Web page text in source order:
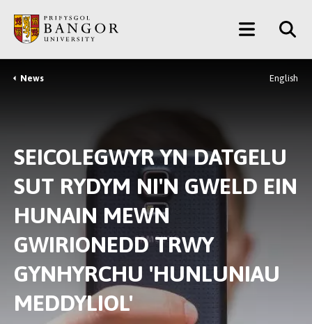
Prif
Gynnwys
Main
Menu
Breadcrumb
News English
SEICOLEGWYR YN DATGELU
SUT RYDYM NI'N GWELD EIN
HUNAIN MEWN
GWIRIONEDD TRWY
GYNHYRCHU 'HUNLUNIAU
MEDDYLIOL'